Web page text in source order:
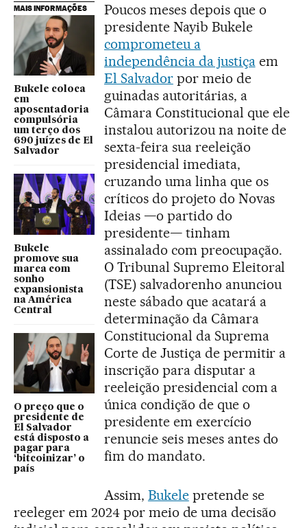
MAIS INFORMAÇÕES
Bukele coloca
em
aposentadoria
compulsória
um terço dos
690 juízes de El
Salvador
Bukele
promove sua
marca com
sonho
expansionista
na América
Central
O preço que o
presidente de
El Salvador
está disposto a
pagar para
‘bitcoinizar’ o
país
Poucos meses depois que o
presidente Nayib Bukele
comprometeu a
independência da justiçaem
El Salvadorpor meio de
guinadas autoritárias, a
Câmara Constitucional que ele
instalou autorizou na noite de
sexta-feira sua reeleição
presidencial imediata,
cruzando uma linha que os
críticos do projeto do Novas
Ideias —o partido do
presidente— tinham
assinalado com preocupação.
O Tribunal Supremo Eleitoral
(TSE) salvadorenho anunciou
neste sábado que acatará a
determinação da Câmara
Constitucional da Suprema
Corte de Justiça de permitir a
inscrição para disputar a
reeleição presidencial com a
única condição de que o
presidente em exercício
renuncie seis meses antes do
fim do mandato.
Assim, Bukelepretende se
reeleger em 2024 por meio de uma decisão